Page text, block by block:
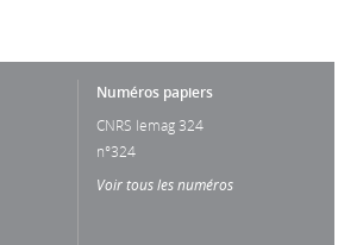
Numéros papiers
CNRS lemag 324
n°324
Voir tous les numéros